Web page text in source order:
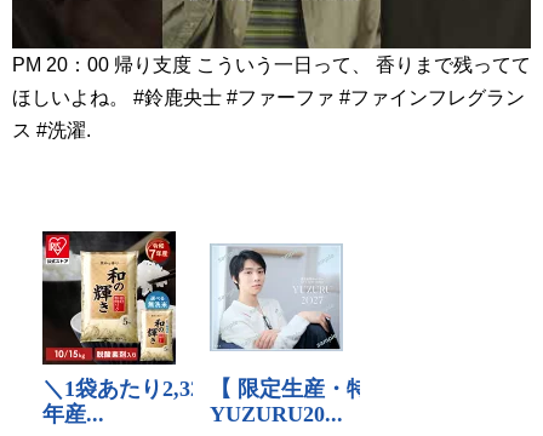
PM 20：00 帰り支度 こういう一日って、 香りまで残ってて
ほしいよね。 #鈴鹿央士 #ファーファ #ファインフレグラン
ス #洗濯.